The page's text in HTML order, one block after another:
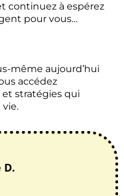
continuez à espérez
pour vous…
même aujourd’hui
accédez
stratégies qui
D.